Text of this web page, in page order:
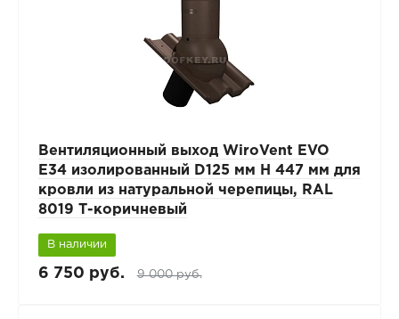
Вентиляционный выход WiroVent EVO
E34 изолированный D125 мм Н 447 мм для
кровли из натуральной черепицы, RAL
8019 Т-коричневый
В наличии
6 750 руб. 9 000 руб.